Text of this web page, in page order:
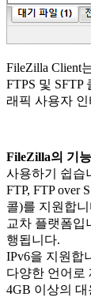
FileZilla Client
FTPS 및
래픽 사용자
FileZilla의 기
사용하기 쉽습
FTP, FTP over
콜)를 지원합니
교차 플랫폼입
행됩니다.
IPv6을 지원합
다양한 언어로
4GB 이상의